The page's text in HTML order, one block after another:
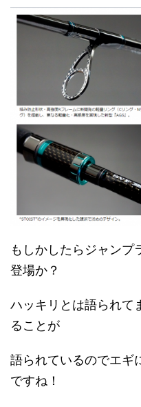
もしかしたらジャンプ
登場か？
ハッキリとは語られて
ることが
語られているのでエギ
ですね！